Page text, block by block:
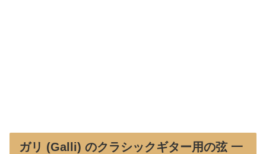
ガリ (Galli) のクラシックギター用の弦 一